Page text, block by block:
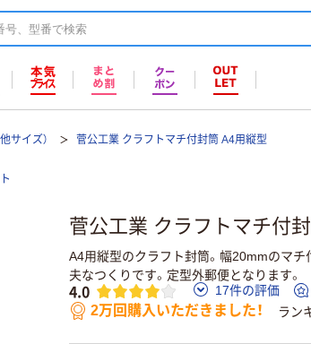
サイズ） 菅公工業 クラフトマチ付封筒 A4用縦型
菅公工業 クラフトマチ
A4用縦型のクラフト封筒。幅20mmのマ
夫なつくりです。定型外郵便となります。
4.0 17件の評価
2万回購入いただきました！ ラン